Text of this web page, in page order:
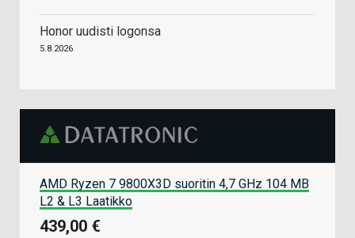
Honor uudisti logonsa
5.8.2026
AMD Ryzen 7 9800X3D suoritin 4,7 GHz 104 MB
L2 & L3 Laatikko
439,00 €